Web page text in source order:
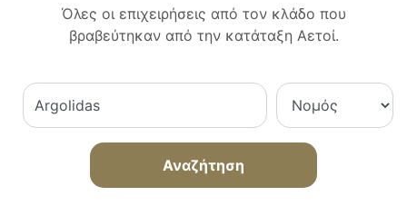
Όλες οι επιχειρήσεις από τον κλάδο που
βραβεύτηκαν από την κατάταξη Αετοί.
Αναζήτηση